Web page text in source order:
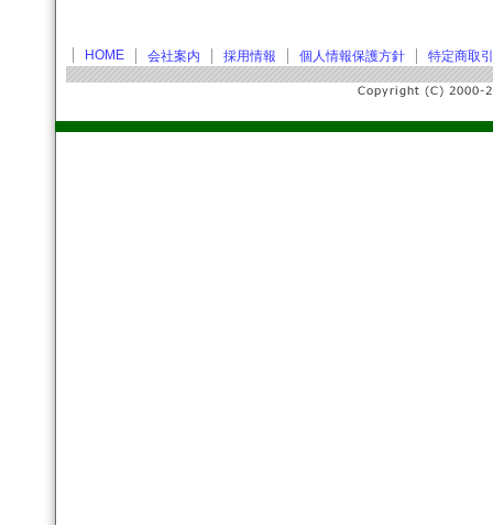
HOME 会社案内 採用情報 個人情報保護方針 特定商取